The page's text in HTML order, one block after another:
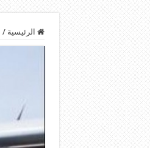
الرئيسية /